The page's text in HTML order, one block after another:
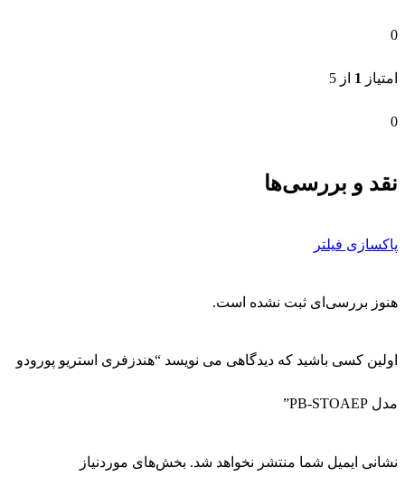
0
امتیاز 1 از 5
0
نقد و بررسی‌ها
پاکسازی فیلتر
هنوز بررسی‌ای ثبت نشده است.
اولین کسی باشید که دیدگاهی می نویسد “هندزفری استریو پورودو
مدل PB-STOAEP”
نشانی ایمیل شما منتشر نخواهد شد. بخش‌های موردنیاز